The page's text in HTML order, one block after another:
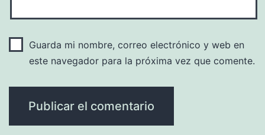
Guarda mi nombre, correo electrónico y web en
este navegador para la próxima vez que comente.